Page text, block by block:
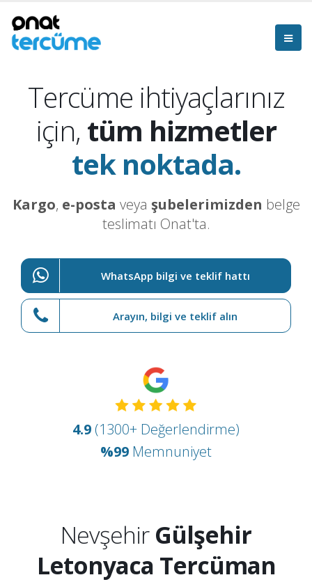
Tercüme ihtiyaçlarınız
için, tüm hizmetler
tek noktada.
Kargo, e-posta veya şubelerimizden belge
teslimatı Onat'ta.
WhatsApp bilgi ve teklif hattı
Arayın, bilgi ve teklif alın
4.9 (1300+ Değerlendirme)
%99 Memnuniyet
NevşehirGülşehir
Letonyaca Tercüman